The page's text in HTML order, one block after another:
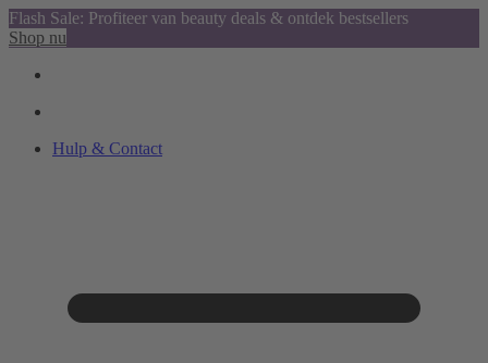
Flash Sale: Profiteer van beauty deals & ontdek bestsellers
Shop nu
Hulp & Contact